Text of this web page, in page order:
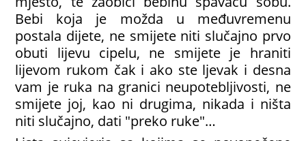
Bebi koja je možda u međuvremenu
postala dijete, ne smijete niti slučajno prvo
obuti lijevu cipelu, ne smijete je hraniti
lijevom rukom čak i ako ste ljevak i desna
vam je ruka na granici neupotebljivosti, ne
smijete joj, kao ni drugima, nikada i ništa
niti slučajno, dati "preko ruke"…